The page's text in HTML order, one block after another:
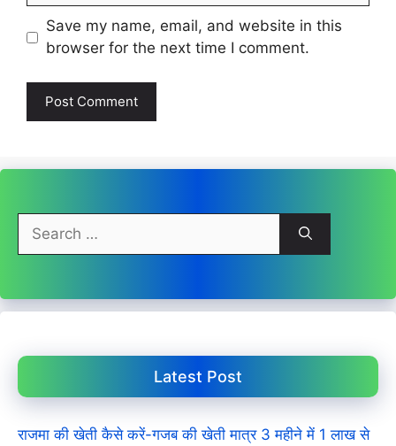
Save my name, email, and website in this
browser for the next time I comment.
for:
Latest Post
राजमा की खेती कैसे करें-गजब की खेती मात्र 3 महीने में 1 लाख से